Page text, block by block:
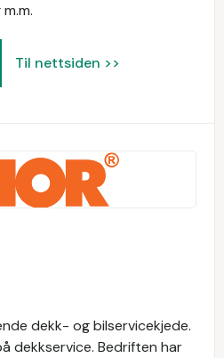
Til nettsiden >>
dekk- og bilservicekjede.
dekkservice. Bedriften har